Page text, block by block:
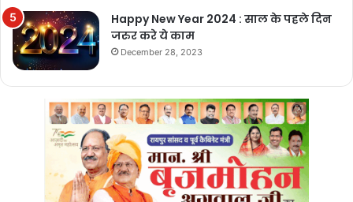
Happy New Year 2024 : साल के पहले दिन
जरुर करे ये काम
December 28, 2023